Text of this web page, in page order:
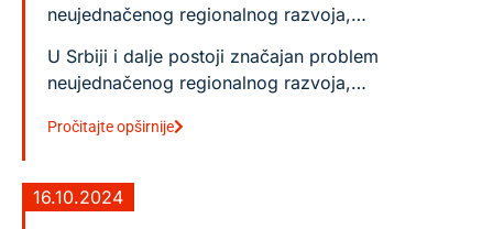
neujednačenog regionalnog razvoja,…
U Srbiji i dalje postoji značajan problem
neujednačenog regionalnog razvoja,…
Pročitajte opširnije
16.10.2024